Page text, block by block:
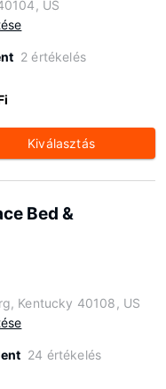
US
2 értékelés
Kiválasztás
Bed &
Kentucky 40108, US
24 értékelés